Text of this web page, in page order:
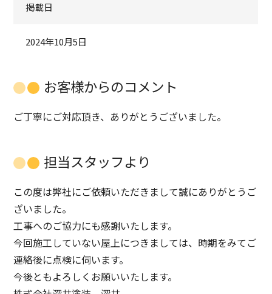
掲載日
2024年10月5日
お客様からのコメント
ご丁寧にご対応頂き、ありがとうございました。
担当スタッフより
この度は弊社にご依頼いただきまして誠にありがとうご
ざいました。
工事へのご協力にも感謝いたします。
今回施工していない屋上につきましては、時期をみてご
連絡後に点検に伺います。
今後ともよろしくお願いいたします。